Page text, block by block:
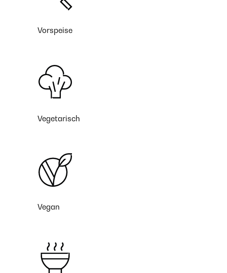
Vorspeise
Vegetarisch
Vegan